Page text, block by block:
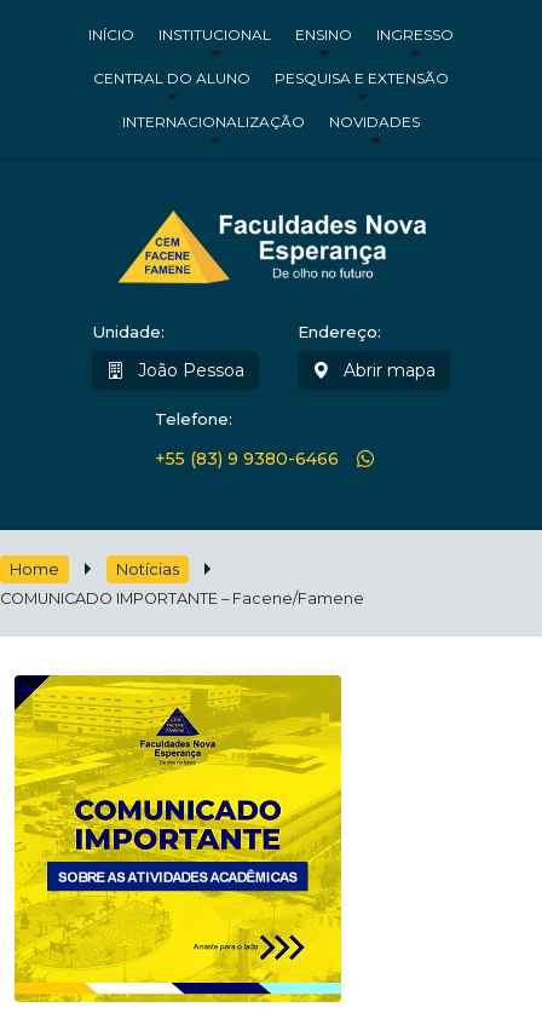
INÍCIO INSTITUCIONAL ENSINO INGRESSO
CENTRAL DO ALUNO PESQUISA E EXTENSÃO
INTERNACIONALIZAÇÃO NOVIDADES
Unidade:
João Pessoa
Endereço:
Abrir mapa
Telefone:
+55 (83) 9 9380-6466
Home
Notícias
COMUNICADO IMPORTANTE – Facene/Famene